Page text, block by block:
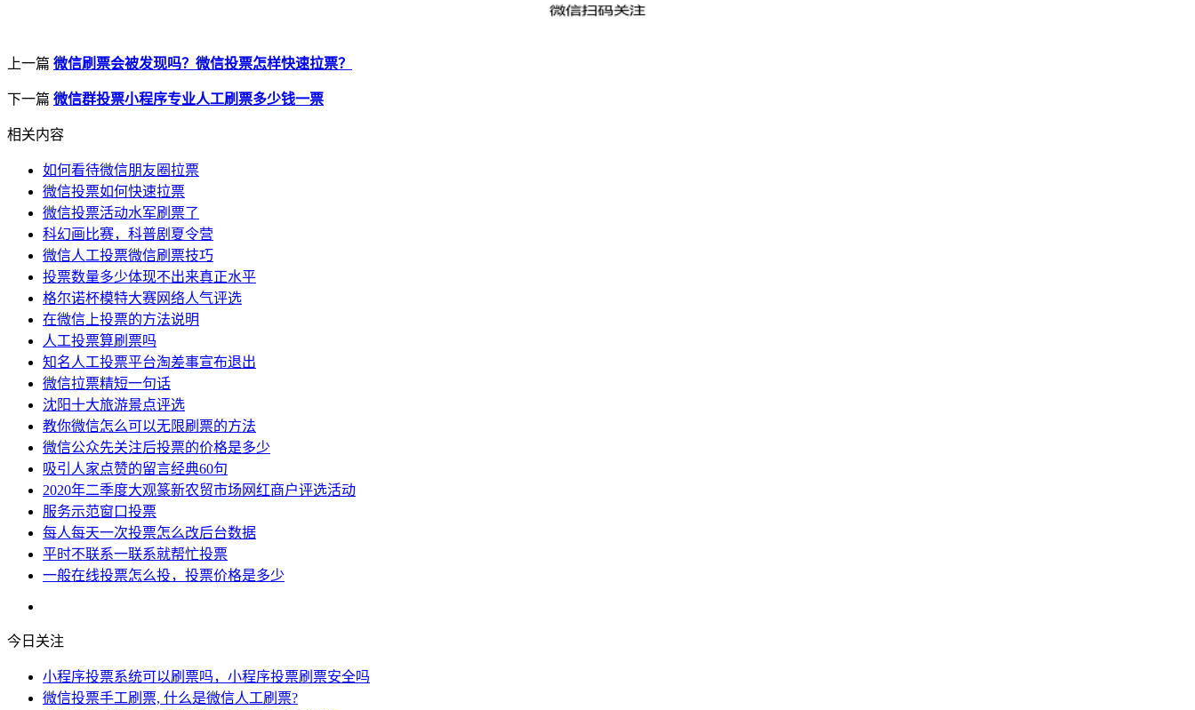
上一篇 微信刷票会被发现吗？微信投票怎样快速拉票？
下一篇 微信群投票小程序专业人工刷票多少钱一票
相关内容
如何看待微信朋友圈拉票
微信投票如何快速拉票
微信投票活动水军刷票了
科幻画比赛，科普剧夏令营
微信人工投票微信刷票技巧
投票数量多少体现不出来真正水平
格尔诺杯模特大赛网络人气评选
在微信上投票的方法说明
人工投票算刷票吗
知名人工投票平台淘差事宣布退出
微信拉票精短一句话
沈阳十大旅游景点评选
教你微信怎么可以无限刷票的方法
微信公众先关注后投票的价格是多少
吸引人家点赞的留言经典60句
2020年二季度大观篆新农贸市场网红商户评选活动
服务示范窗口投票
每人每天一次投票怎么改后台数据
平时不联系一联系就帮忙投票
一般在线投票怎么投，投票价格是多少
今日关注
小程序投票系统可以刷票吗，小程序投票刷票安全吗
微信投票手工刷票, 什么是微信人工刷票?